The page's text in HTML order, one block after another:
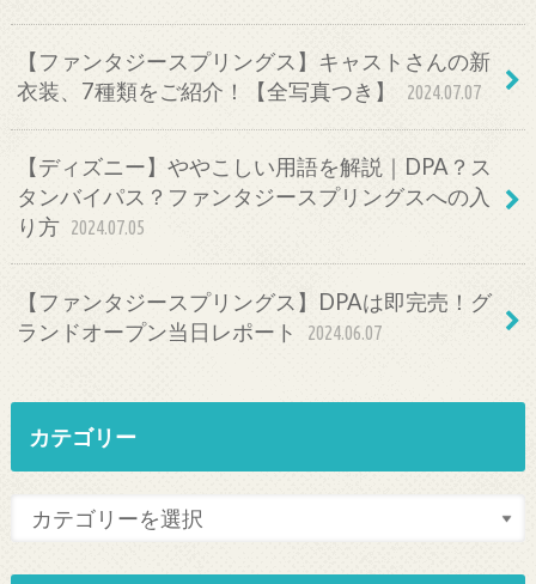
【ファンタジースプリングス】キャストさんの新
衣装、7種類をご紹介！【全写真つき】
2024.07.07
【ディズニー】ややこしい用語を解説｜DPA？ス
タンバイパス？ファンタジースプリングスへの入
り方 2024.07.05
【ファンタジースプリングス】DPAは即完売！グ
ランドオープン当日レポート
2024.06.07
カテゴリー